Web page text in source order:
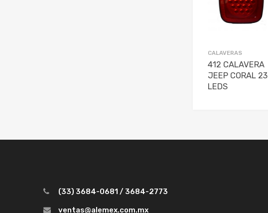
CALAVERAS
412 CALAVERA
JEEP CORAL 23
LEDS
(33) 3684-0681 / 3684-2773
ventas@alemex.com.mx